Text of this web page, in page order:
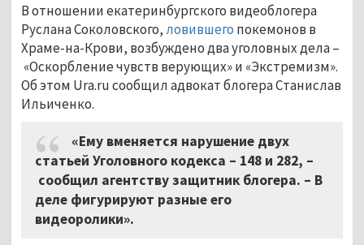
В отношении екатеринбургского видеоблогера
Руслана Соколовского,ловившего покемонов в
Храме-на-Крови, возбуждено два уголовных дела –
«Оскорбление чувств верующих» и «Экстремизм».
Об этом Ura.ru сообщил адвокат блогера Станислав
Ильиченко.
«Ему вменяется нарушение двух
статьей Уголовного кодекса – 148 и 282, –
сообщил агентству защитник блогера. – В
деле фигурируют разные его
видеоролики».